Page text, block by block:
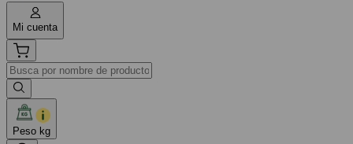
Mi cuenta
Peso kg